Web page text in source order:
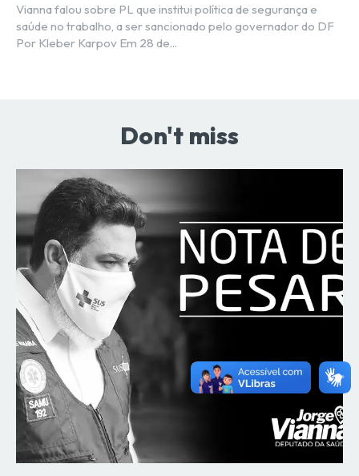
Vianna falou sobre PL que institui política de segurança e
saúde no trabalho, a ser sancionado pelo governador do DF
Por Kleber Karpov Em 28 de...
Don't miss